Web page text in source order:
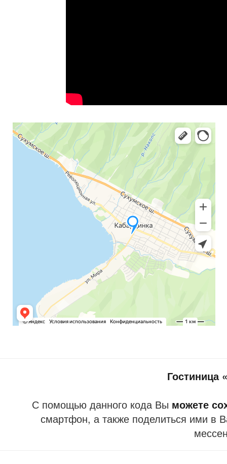
Гостиница
С помощью данного кода Вы можете
смартфон, а также поделиться ими в